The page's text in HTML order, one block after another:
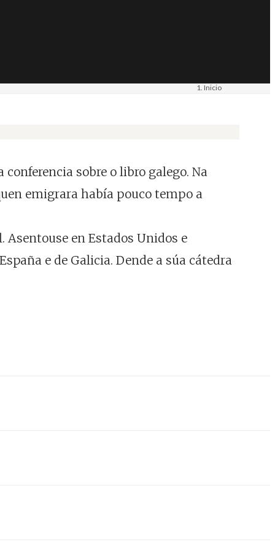
Inicio
sobre o libro galego. Na
emigrara había pouco tempo a
en Estados Unidos e
e de Galicia. Dende a súa cátedra